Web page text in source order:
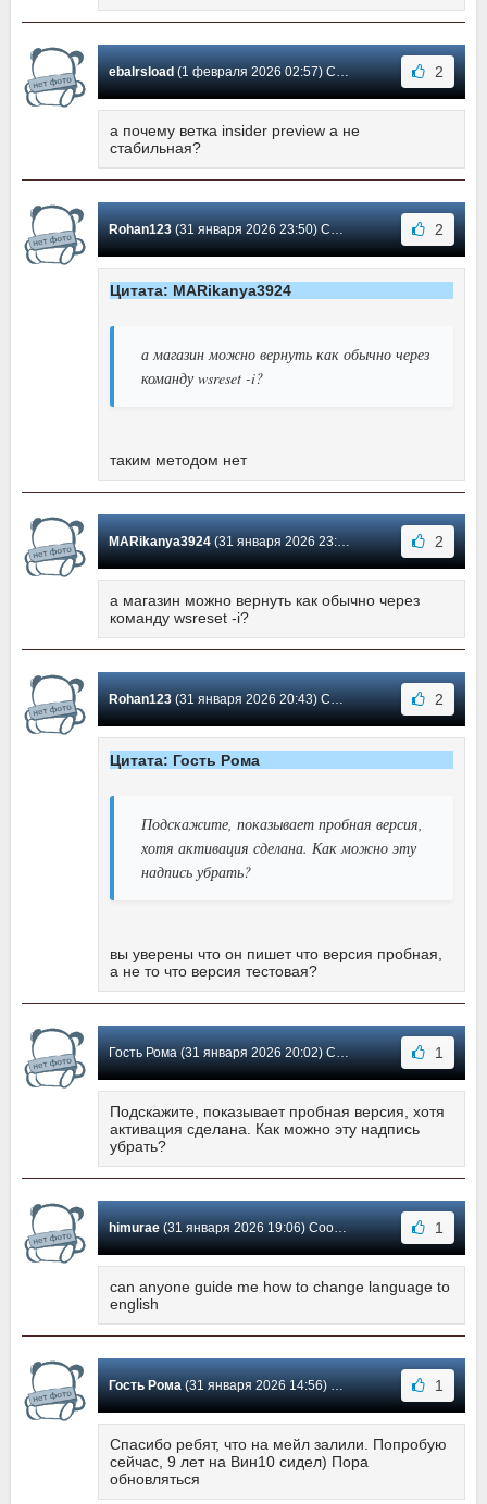
ebalrsload(1 февраля 2026 02:57) Сообщение #12 2
а почему ветка insider preview а не
стабильная?
Rohan123(31 января 2026 23:50) Сообщение #11 2
Цитата: MARikanya3924
а магазин можно вернуть как обычно через
команду wsreset -i?
таким методом нет
MARikanya3924(31 января 2026 23:12) Сообщение #10 2
а магазин можно вернуть как обычно через
команду wsreset -i?
Rohan123(31 января 2026 20:43) Сообщение #9 2
Цитата: Гость Рома
Подскажите, показывает пробная версия,
хотя активация сделана. Как можно эту
надпись убрать?
вы уверены что он пишет что версия пробная,
а не то что версия тестовая?
Гость Рома (31 января 2026 20:02) Сообщение #8 1
Подскажите, показывает пробная версия, хотя
активация сделана. Как можно эту надпись
убрать?
himurae(31 января 2026 19:06) Сообщение #7 1
can anyone guide me how to change language to
english
Гость Рома(31 января 2026 14:56) Сообщение #6 1
Спасибо ребят, что на мейл залили. Попробую
сейчас, 9 лет на Вин10 сидел) Пора
обновляться